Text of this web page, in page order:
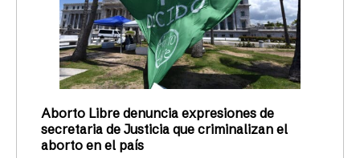
Aborto Libre denuncia expresiones de
secretaria de Justicia que criminalizan el
aborto en el país